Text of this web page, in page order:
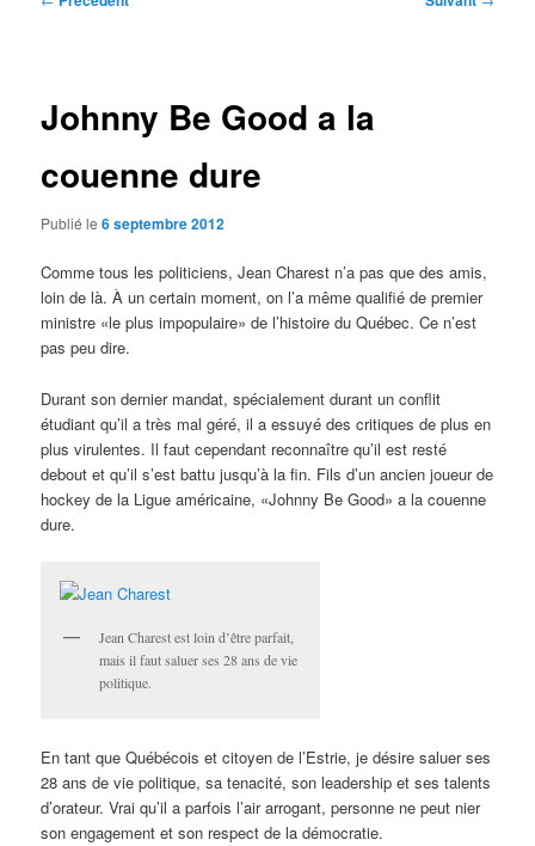
Johnny Be Good a la
couenne dure
Publié le6 septembre 2012
Comme tous les politiciens, Jean Charest n’a pas que des amis,
loin de là. À un certain moment, on l’a même qualifié de premier
ministre «le plus impopulaire» de l’histoire du Québec. Ce n’est
pas peu dire.
Durant son dernier mandat, spécialement durant un conflit
étudiant qu’il a très mal géré, il a essuyé des critiques de plus en
plus virulentes. Il faut cependant reconnaître qu’il est resté
debout et qu’il s’est battu jusqu’à la fin. Fils d’un ancien joueur de
hockey de la Ligue américaine, «Johnny Be Good» a la couenne
dure.
Jean Charest est loin d’être parfait,
mais il faut saluer ses 28 ans de vie
politique.
En tant que Québécois et citoyen de l’Estrie, je désire saluer ses
28 ans de vie politique, sa tenacité, son leadership et ses talents
d’orateur. Vrai qu’il a parfois l’air arrogant, personne ne peut nier
son engagement et son respect de la démocratie.